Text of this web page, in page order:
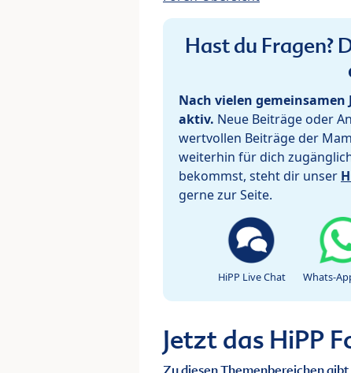
Hast du Fragen?
Nach vielen
aktiv. Neue Beiträge oder
wertvollen Beiträge der
weiterhin für dich
bekommst, steht dir unser
gerne zur Seite.
HiPP Live Chat Whats-
Jetzt das HiPP